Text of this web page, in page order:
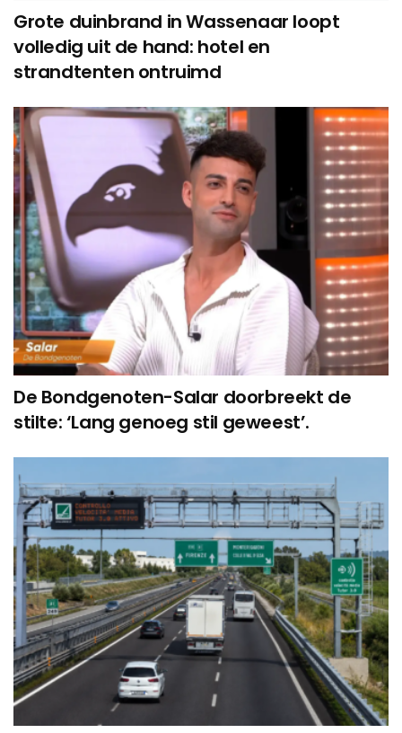
Grote duinbrand in Wassenaar loopt
volledig uit de hand: hotel en
strandtenten ontruimd
De Bondgenoten-Salar doorbreekt de
stilte: ‘Lang genoeg stil geweest’.